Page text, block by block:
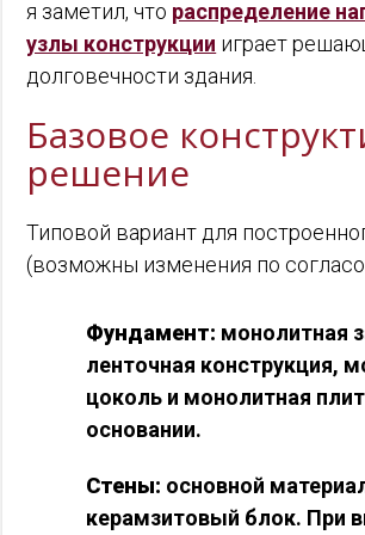
я заметил, что распределение
узлы конструкции играет
долговечности здания.
Базовое
решение
Типовой вариант для
(возможны изменения по
Фундамент: монолитная
ленточная конструкция,
цоколь и монолитная
основании.
Стены: основной
керамзитовый блок. При